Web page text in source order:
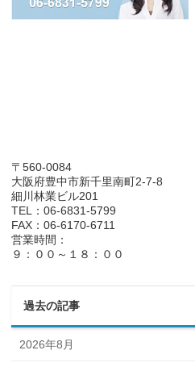
〒560-0084
大阪府豊中市新千里南町2-7-8
細川林業ビル201
TEL：06-6831-5799
FAX：06-6170-6711
営業時間：
９：００～１８：００
過去の記事
2026年8月